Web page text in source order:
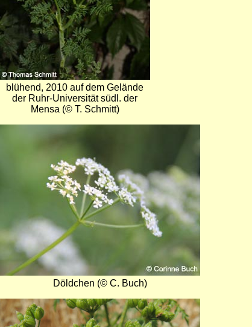
blühend, 2010 auf dem Gelände
der Ruhr-Universität südl. der
Mensa (© T. Schmitt)
Döldchen (© C. Buch)
Bild